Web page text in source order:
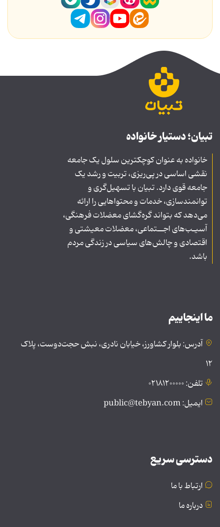
تبیان؛ دستیار خانواده
خانواده به عنوان کوچکترین سلول یک جامعه
نقشی اساسی در پی‌ریزی، تربیت و رشد یک
جامعه قوی دارد. تبیان با تسهیل‌گری و
توانمندسازی، خدمات و محتواهایی را ارائه
می‌دهد که بتواند گره‌گشای معضلات فرهنگی،
آسیـب‌های اجــتماعی، معضلات معیشتی و
اقتصادی و چالش‌های سیاسی در زندگی مردم
باشد.
ما اینجاییم
آدرس: بلوار کشاورز، خیابان نادری، نبش حجت‌دوست، پلاک
۱۲
تلفن: ۰۲۱۸۱۲۰۰۰۰۰
ایمیل: public@tebyan.com
دسترسی سریع
ارتباط با ما
درباره ما